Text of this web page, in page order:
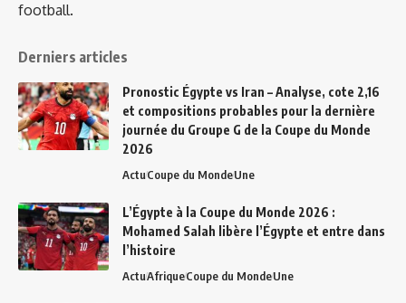
football.
Derniers articles
Pronostic Égypte vs Iran – Analyse, cote 2,16
et compositions probables pour la dernière
journée du Groupe G de la Coupe du Monde
2026
ActuCoupe du MondeUne
L’Égypte à la Coupe du Monde 2026 :
Mohamed Salah libère l’Égypte et entre dans
l’histoire
ActuAfriqueCoupe du MondeUne